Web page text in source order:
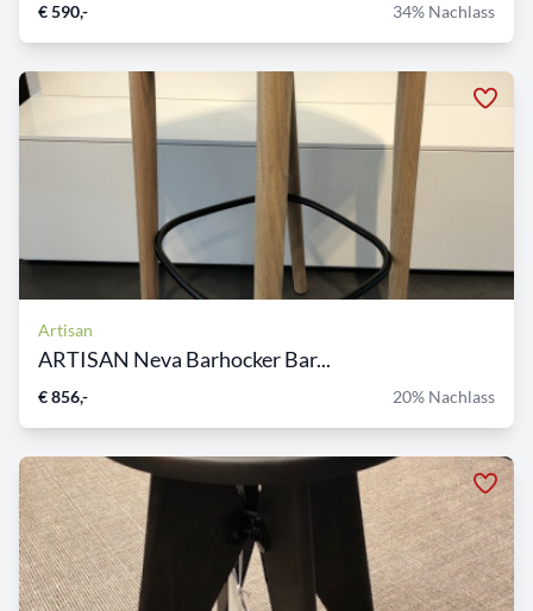
€ 590,- 34% Nachlass
Artisan
ARTISAN Neva Barhocker Bar...
€ 856,- 20% Nachlass